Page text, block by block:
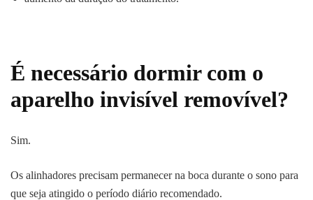
É necessário dormir com o
aparelho invisível removível?
Sim.
Os alinhadores precisam permanecer na boca durante o sono para
que seja atingido o período diário recomendado.